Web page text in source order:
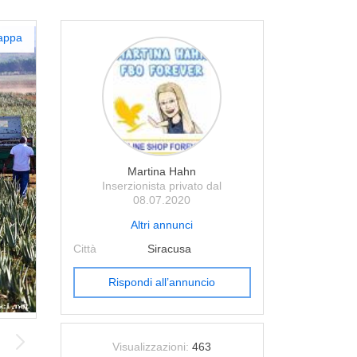
Martina Hahn
Inserzionista privato dal
08.07.2020
Altri annunci
Città
Siracusa
Rispondi all’annuncio
Visualizzazioni: 463